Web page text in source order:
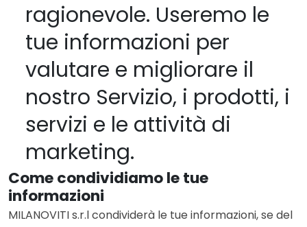
ragionevole. Useremo le
tue informazioni per
valutare e migliorare il
nostro Servizio, i prodotti, i
servizi e le attività di
marketing.
Come condividiamo le tue
informazioni
MILANOVITI s.r.l condividerà le tue informazioni, se del